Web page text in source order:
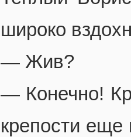
широко
— Жив?
— Конечно!
крепости